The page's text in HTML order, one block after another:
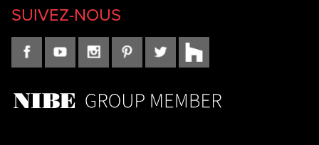
SUIVEZ-NOUS